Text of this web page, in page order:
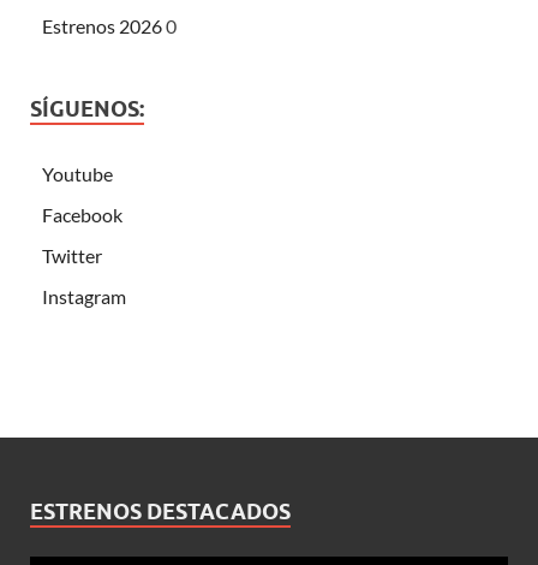
Estrenos 20260
SÍGUENOS:
Youtube
Facebook
Twitter
Instagram
ESTRENOS DESTACADOS